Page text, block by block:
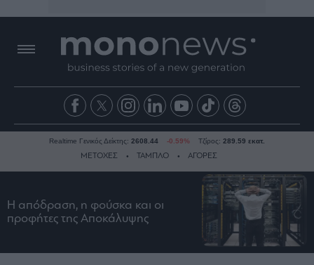
Ειδήσεις
Business
Realtime Γενικός Δείκτης: 2608.44 -0.59% Τζίρος: 289.59 εκατ.
ΜΕΤΟΧΕΣ ΤΑΜΠΛΟ ΑΓΟΡΕΣ
Η απόδραση, η φούσκα και οι
προφήτες της Αποκάλυψης